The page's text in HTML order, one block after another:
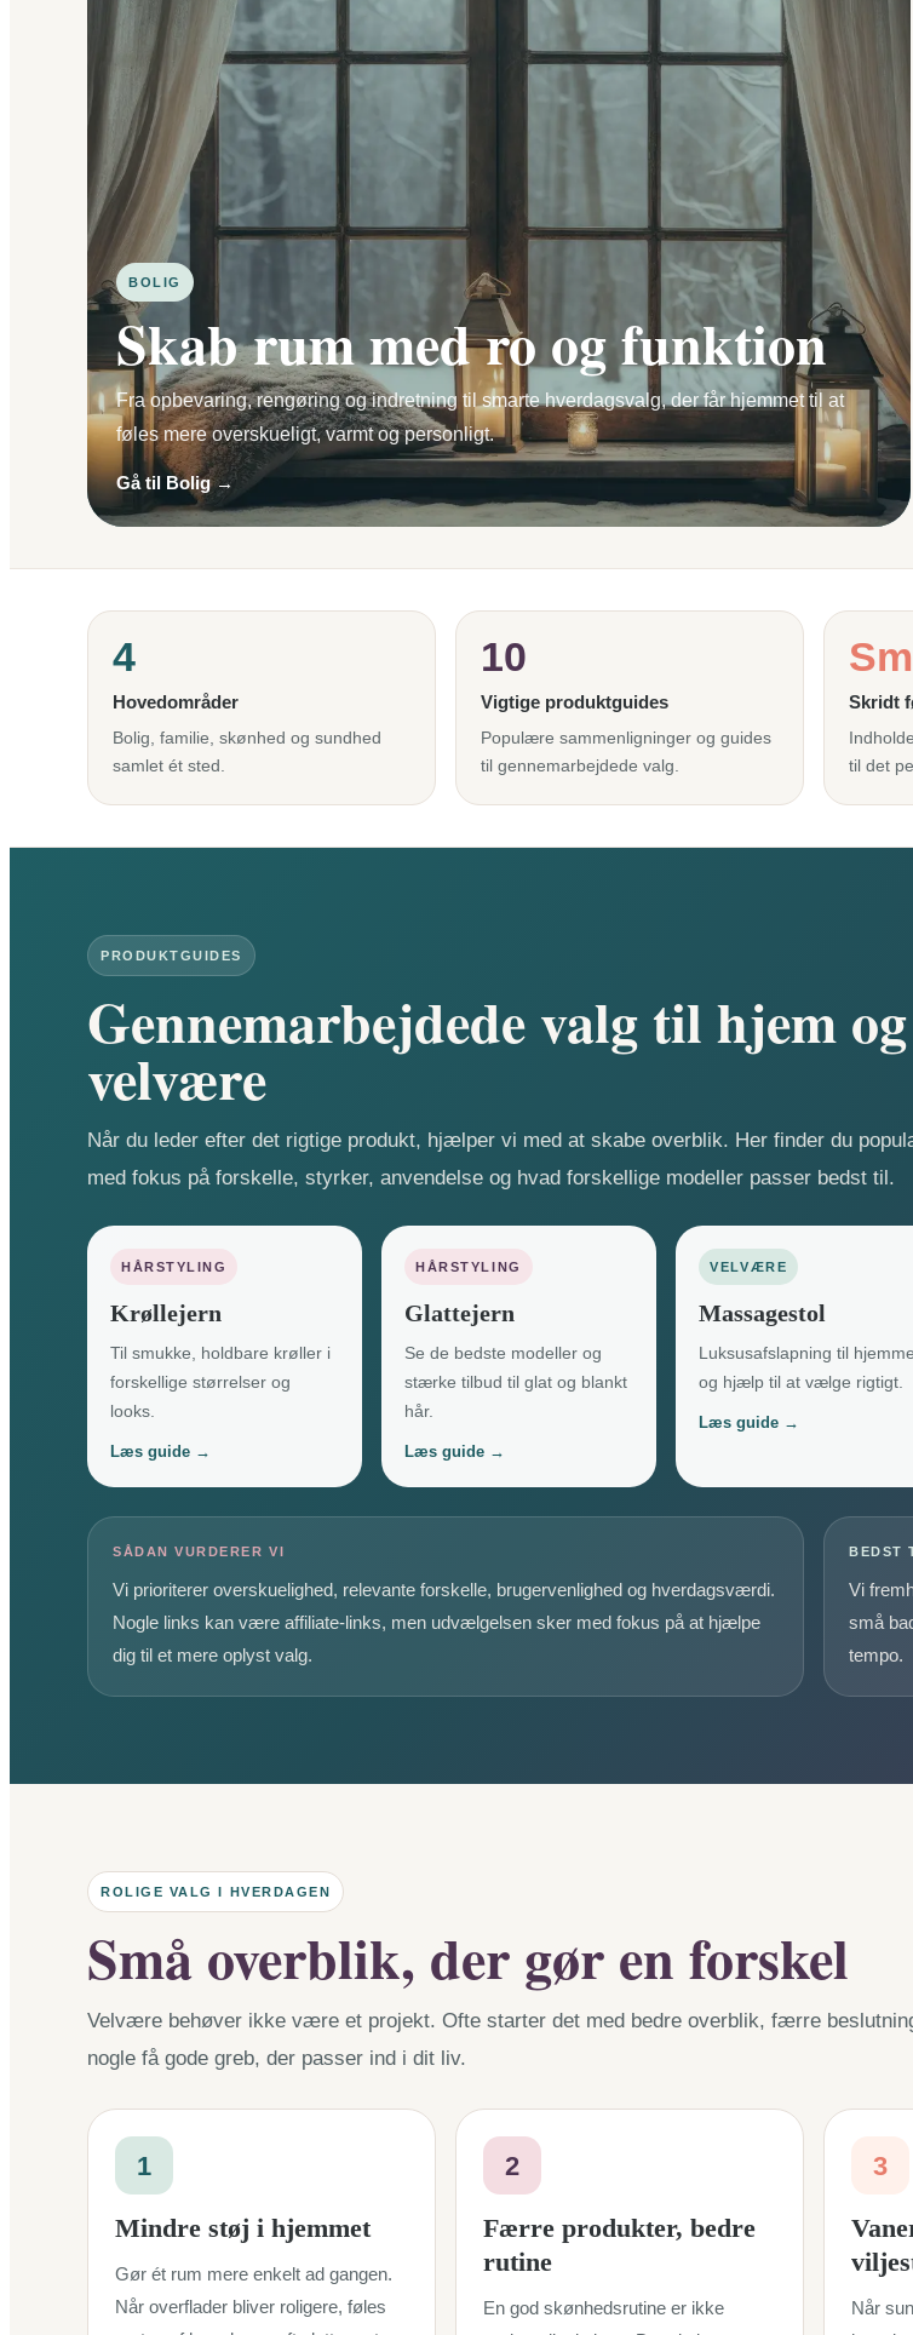
BOLIG
Skab rum med ro og funktion
Fra opbevaring, rengøring og indretning til smarte hverdagsvalg, der får hjemmet til at
føles mere overskueligt, varmt og personligt.
Gå til Bolig →
4
Hovedområder
Bolig, familie, skønhed og sundhed
samlet ét sted.
10
Vigtige produktguides
Populære sammenligninger og guides
til gennemarbejdede valg.
Skridt
til det
PRODUKTGUIDES
Gennemarbejdede valg til hjem og
velvære
Når du leder efter det rigtige produkt, hjælper vi med at skabe overblik. Her finder du
med fokus på forskelle, styrker, anvendelse og hvad forskellige modeller passer bedst til.
HÅRSTYLING
Krøllejern
Til smukke, holdbare krøller i
forskellige størrelser og
looks.
Læs guide →
HÅRSTYLING
Glattejern
Se de bedste modeller og
stærke tilbud til glat og blankt
hår.
Læs guide →
VELVÆRE
Massagestol
Luksusafslapning til
og hjælp til at vælge rigtigt.
Læs guide →
SÅDAN VURDERER VI
Vi prioriterer overskuelighed, relevante forskelle, brugervenlighed og hverdagsværdi.
Nogle links kan være affiliate-links, men udvælgelsen sker med fokus på at hjælpe
dig til et mere oplyst valg.
BEDST
Vi
små
tempo.
ROLIGE VALG I HVERDAGEN
Små overblik, der gør en forskel
Velvære behøver ikke være et projekt. Ofte starter det med bedre overblik, færre
nogle få gode greb, der passer ind i dit liv.
1
Mindre støj i hjemmet
Gør ét rum mere enkelt ad gangen.
Når overflader bliver roligere, føles
2
Færre produkter, bedre
rutine
En god skønhedsrutine er ikke
3
Når